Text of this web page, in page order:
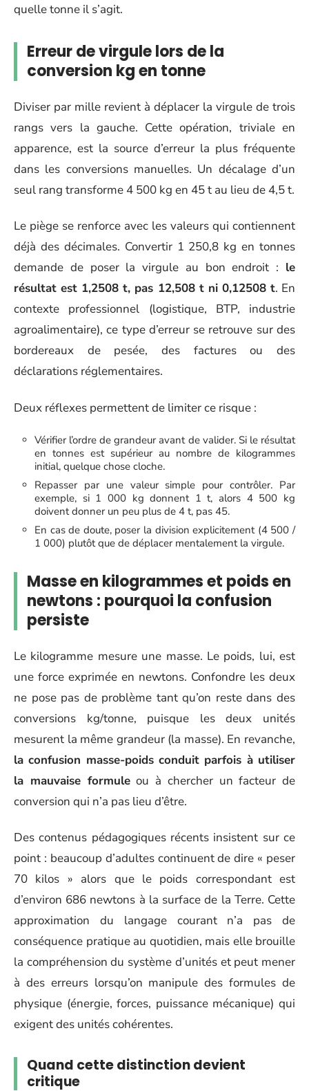
quelle tonne il s’agit.
Erreur de virgule lors de la
conversion kg en tonne
Diviser par mille revient à déplacer la virgule de trois
rangs vers la gauche. Cette opération, triviale en
apparence, est la source d’erreur la plus fréquente
dans les conversions manuelles. Un décalage d’un
seul rang transforme 4 500 kg en 45 t au lieu de 4,5 t.
Le piège se renforce avec les valeurs qui contiennent
déjà des décimales. Convertir 1 250,8 kg en tonnes
demande de poser la virgule au bon endroit : le
résultat est 1,2508 t, pas 12,508 t ni 0,12508 t. En
contexte professionnel (logistique, BTP, industrie
agroalimentaire), ce type d’erreur se retrouve sur des
bordereaux de pesée, des factures ou des
déclarations réglementaires.
Deux réflexes permettent de limiter ce risque :
Vérifier l’ordre de grandeur avant de valider. Si le résultat
en tonnes est supérieur au nombre de kilogrammes
initial, quelque chose cloche.
Repasser par une valeur simple pour contrôler. Par
exemple, si 1 000 kg donnent 1 t, alors 4 500 kg
doivent donner un peu plus de 4 t, pas 45.
En cas de doute, poser la division explicitement (4 500 /
1 000) plutôt que de déplacer mentalement la virgule.
Masse en kilogrammes et poids en
newtons : pourquoi la confusion
persiste
Le kilogramme mesure une masse. Le poids, lui, est
une force exprimée en newtons. Confondre les deux
ne pose pas de problème tant qu’on reste dans des
conversions kg/tonne, puisque les deux unités
mesurent la même grandeur (la masse). En revanche,
la confusion masse-poids conduit parfois à utiliser
la mauvaise formuleou à chercher un facteur de
conversion qui n’a pas lieu d’être.
Des contenus pédagogiques récents insistent sur ce
point : beaucoup d’adultes continuent de dire « peser
70 kilos » alors que le poids correspondant est
d’environ 686 newtons à la surface de la Terre. Cette
approximation du langage courant n’a pas de
conséquence pratique au quotidien, mais elle brouille
la compréhension du système d’unités et peut mener
à des erreurs lorsqu’on manipule des formules de
physique (énergie, forces, puissance mécanique) qui
exigent des unités cohérentes.
Quand cette distinction devient
critique